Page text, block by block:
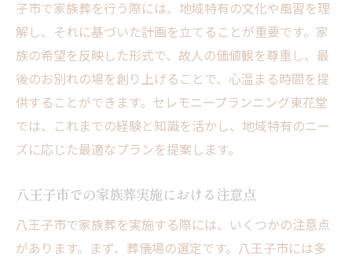
子市で家族葬を行う際には、地域特有の文化や風習を理
解し、それに基づいた計画を立てることが重要です。家
族の希望を反映した形式で、故人の価値観を尊重し、最
後のお別れの場を創り上げることで、心温まる時間を提
供することができます。セレモニープランニング東花堂
では、これまでの経験と知識を活かし、地域特有のニー
ズに応じた最適なプランを提案します。
八王子市での家族葬実施における注意点
八王子市で家族葬を実施する際には、いくつかの注意点
があります。まず、葬儀場の選定です。八王子市には多